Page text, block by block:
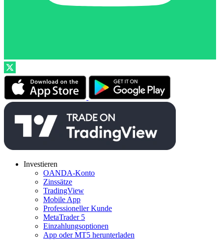
Investieren
OANDA-Konto
Zinssätze
TradingView
Mobile App
Professioneller Kunde
MetaTrader 5
Einzahlungsoptionen
App oder MT5 herunterladen